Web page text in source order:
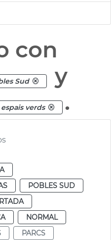
con
Sud
y
espais verds .
POBLES SUD
NORMAL
PARCS